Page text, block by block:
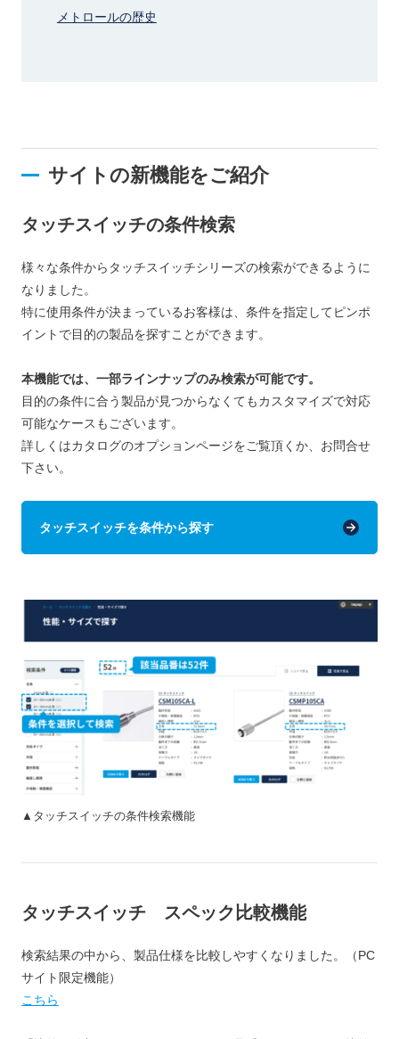
メトロールの歴史
サイトの新機能をご紹介
タッチスイッチの条件検索
様々な条件からタッチスイッチシリーズの検索ができるように
なりました。
特に使用条件が決まっているお客様は、条件を指定してピンポ
イントで目的の製品を探すことができます。
本機能では、一部ラインナップのみ検索が可能です。
目的の条件に合う製品が見つからなくてもカスタマイズで対応
可能なケースもございます。
詳しくはカタログのオプションページをご覧頂くか、お問合せ
下さい。
タッチスイッチを条件から探す
▲タッチスイッチの条件検索機能
タッチスイッチ スペック比較機能
検索結果の中から、製品仕様を比較しやすくなりました。（PC
サイト限定機能）
こちら